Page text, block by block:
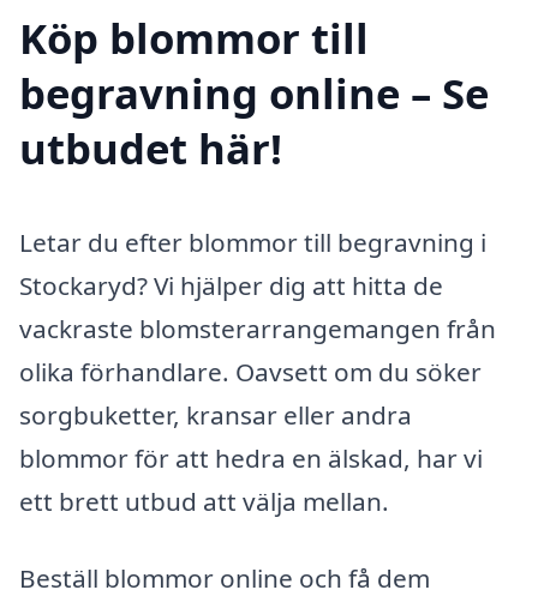
Köp blommor till
begravning online – Se
utbudet här!
Letar du efter blommor till begravning i
Stockaryd? Vi hjälper dig att hitta de
vackraste blomsterarrangemangen från
olika förhandlare. Oavsett om du söker
sorgbuketter, kransar eller andra
blommor för att hedra en älskad, har vi
ett brett utbud att välja mellan.
Beställ blommor online och få dem